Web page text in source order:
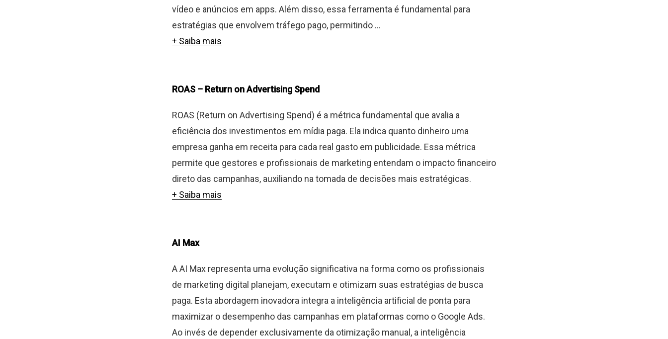
vídeo e anúncios em apps. Além disso, essa ferramenta é fundamental para
estratégias que envolvem tráfego pago, permitindo ...
+ Saiba mais
ROAS – Return on Advertising Spend
ROAS (Return on Advertising Spend) é a métrica fundamental que avalia a
eficiência dos investimentos em mídia paga. Ela indica quanto dinheiro uma
empresa ganha em receita para cada real gasto em publicidade. Essa métrica
permite que gestores e profissionais de marketing entendam o impacto financeiro
direto das campanhas, auxiliando na tomada de decisões mais estratégicas.
+ Saiba mais
AI Max
A AI Max representa uma evolução significativa na forma como os profissionais
de marketing digital planejam, executam e otimizam suas estratégias de busca
paga. Esta abordagem inovadora integra a inteligência artificial de ponta para
maximizar o desempenho das campanhas em plataformas como o Google Ads.
Ao invés de depender exclusivamente da otimização manual, a inteligência